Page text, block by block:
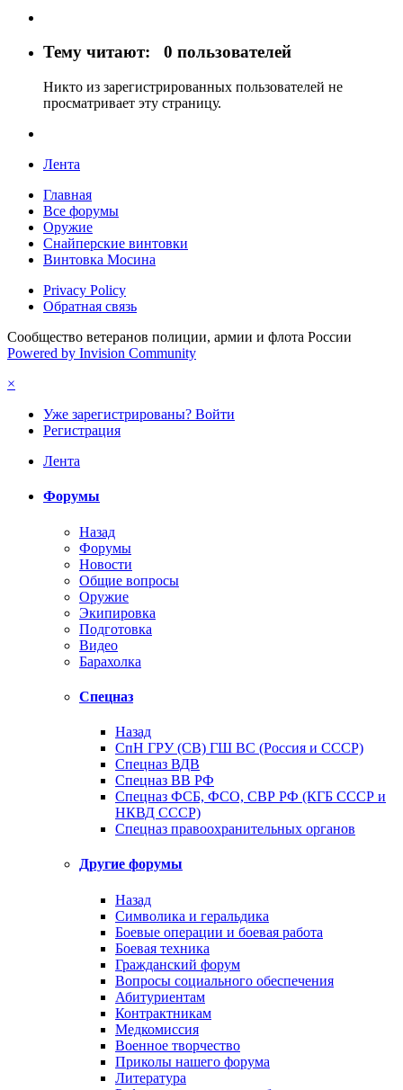
Тему читают: 0 пользователей
Никто из зарегистрированных пользователей не
просматривает эту страницу.
Лента
Главная
Все форумы
Оружие
Снайперские винтовки
Винтовка Мосина
Privacy Policy
Обратная связь
Сообщество ветеранов полиции, армии и флота России
Powered by Invision Community
×
Уже зарегистрированы? Войти
Регистрация
Лента
Форумы
Назад
Форумы
Новости
Общие вопросы
Оружие
Экипировка
Подготовка
Видео
Барахолка
Спецназ
Назад
СпН ГРУ (СВ) ГШ ВС (Россия и СССР)
Спецназ ВДВ
Спецназ ВВ РФ
Спецназ ФСБ, ФСО, СВР РФ (КГБ СССР и
НКВД СССР)
Спецназ правоохранительных органов
Другие форумы
Назад
Символика и геральдика
Боевые операции и боевая работа
Боевая техника
Гражданский форум
Вопросы социального обеспечения
Абитуриентам
Контрактникам
Медкомиссия
Военное творчество
Приколы нашего форума
Литература